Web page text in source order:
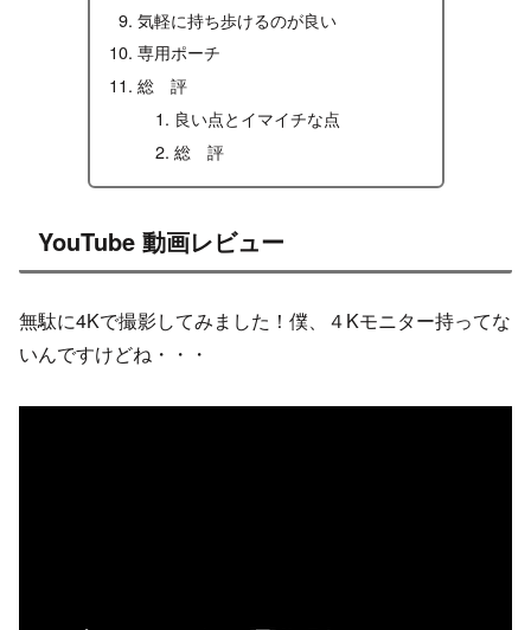
気軽に持ち歩けるのが良い
専用ポーチ
総 評
良い点とイマイチな点
総 評
YouTube 動画レビュー
無駄に4Kで撮影してみました！僕、４Kモニター持ってな
いんですけどね・・・